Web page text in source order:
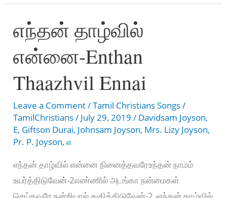
எழுந்தருளும்-
Ezhuntharulum
Deva
Ezhuntharulum
எந்தன் தாழ்வில்
என்னை-Enthan
Thaazhvil Ennai
Leave a Comment/Tamil Christians Songs/
TamilChristians/ July 29, 2019/ Davidsam Joyson,
E, Giftson Durai, Johnsam Joyson, Mrs. Lizy Joyson,
Pr. P. Joyson,எ
எந்தன் தாழ்வில் என்னை நினைத்தவரேஉந்தன் நாமம்
உயர்த்திடுவேன்-2எண்ணில் அடங்கா நன்மைகள்